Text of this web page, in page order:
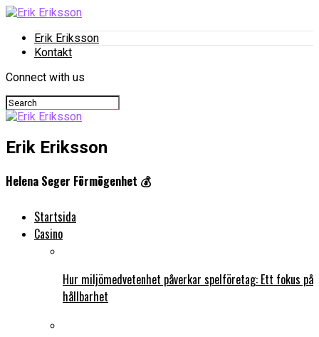
Erik Eriksson
Kontakt
Connect with us
Erik Eriksson
Helena Seger Förmögenhet 💰
Startsida
Casino
Hur miljömedvetenhet påverkar spelföretag: Ett fokus på
hållbarhet